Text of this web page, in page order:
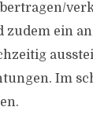
ein
Im